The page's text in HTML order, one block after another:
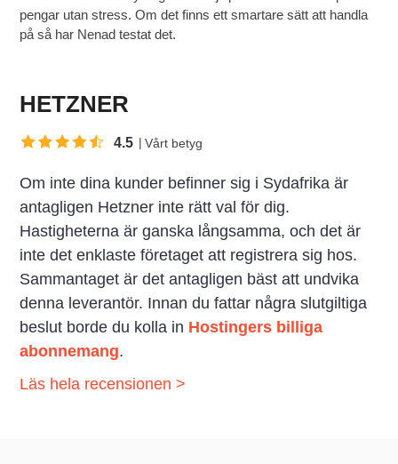
pengar utan stress. Om det finns ett smartare sätt att handla
på så har Nenad testat det.
HETZNER
4.5 Vårt betyg
Om inte dina kunder befinner sig i Sydafrika är
antagligen Hetzner inte rätt val för dig.
Hastigheterna är ganska långsamma, och det är
inte det enklaste företaget att registrera sig hos.
Sammantaget är det antagligen bäst att undvika
denna leverantör. Innan du fattar några slutgiltiga
beslut borde du kolla in Hostingers billiga
abonnemang.
Läs hela recensionen >